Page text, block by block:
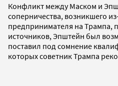
Конфликт между Маском и
соперничества, возникшего
предпринимателя на Трампа,
источников, Эпштейн был
поставил под сомнение
которых советник Трампа